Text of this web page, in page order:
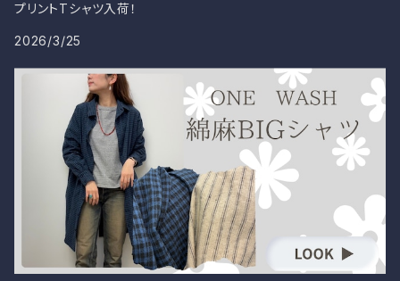
プリントTシャツ入荷！
2026/3/25